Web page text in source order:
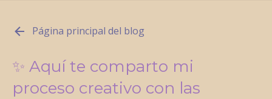
Página principal del blog
✨ Aquí te comparto mi
proceso creativo con las